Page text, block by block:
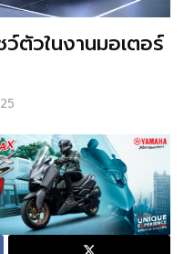
ว์ตัวในงานมอเตอร์